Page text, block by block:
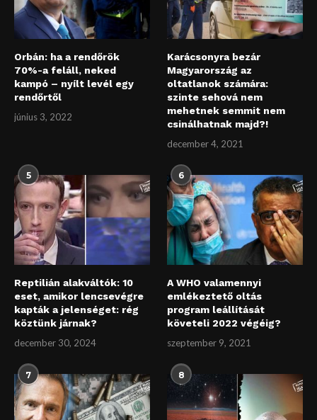
Orbán: ha a rendőrök
70%-a feláll, neked
kampó – nyílt levél egy
rendőrtől
június 3, 2022
Karácsonyra bezár
Magyarország az
oltatlanok számára:
szinte sehová nem
mehetnek semmit nem
csinálhatnak majd?!
december 4, 2021
5
Reptilián alakváltók: 10
eset, amikor lencsevégre
kapták a jelenséget: rég
köztünk járnak?
december 30, 2024
6
A WHO valamennyi
emlékeztető oltás
program leállítását
követeli 2022 végéig?
szeptember 9, 2021
7 8